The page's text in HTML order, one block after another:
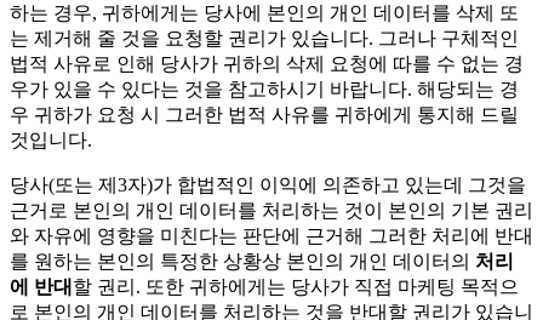
하는 경우, 귀하에게는 당사에 본인의 개인 데이터를 삭제 또
는 제거해 줄 것을 요청할 권리가 있습니다. 그러나 구체적인
법적 사유로 인해 당사가 귀하의 삭제 요청에 따를 수 없는 경
우가 있을 수 있다는 것을 참고하시기 바랍니다. 해당되는 경
우 귀하가 요청 시 그러한 법적 사유를 귀하에게 통지해 드릴
것입니다.
당사(또는 제3자)가 합법적인 이익에 의존하고 있는데 그것을
근거로 본인의 개인 데이터를 처리하는 것이 본인의 기본 권리
와 자유에 영향을 미친다는 판단에 근거해 그러한 처리에 반대
를 원하는 본인의 특정한 상황상 본인의 개인 데이터의 처리
에 반대 할 권리. 또한 귀하에게는 당사가 직접 마케팅 목적으
로 본인의 개인 데이터를 처리하는 것을 반대할 권리가 있습니